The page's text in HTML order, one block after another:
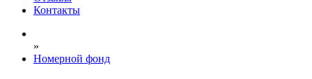
Контакты
»
Номерной фонд